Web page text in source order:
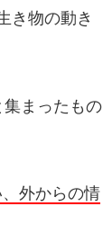
き物の動き
集まったもの
外からの情